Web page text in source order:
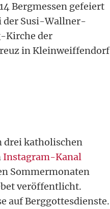
Bergmessen gefeiert
der Susi-Wallner-
Kirche der
in Kleinweiffendorf
drei katholischen
Instagram-Kanal
Sommermonaten
veröffentlicht.
auf Berggottesdienste.